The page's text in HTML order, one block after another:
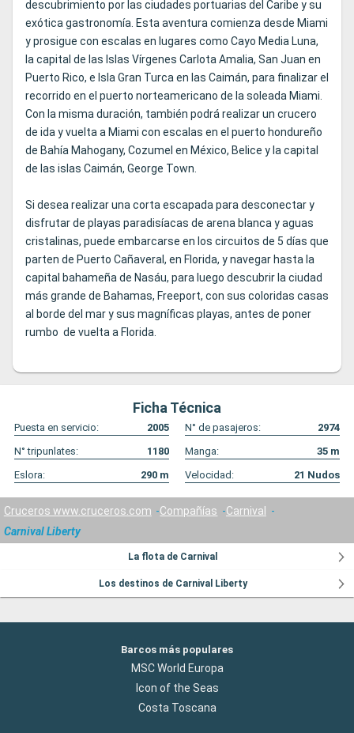
descubrimiento por las ciudades portuarias del Caribe y su
exótica gastronomía. Esta aventura comienza desde Miami
y prosigue con escalas en lugares como Cayo Media Luna,
la capital de las Islas Vírgenes Carlota Amalia, San Juan en
Puerto Rico, e Isla Gran Turca en las Caimán, para finalizar el
recorrido en el puerto norteamericano de la soleada Miami.
Con la misma duración, también podrá realizar un crucero
de ida y vuelta a Miami con escalas en el puerto hondureño
de Bahía Mahogany, Cozumel en México, Belice y la capital
de las islas Caimán, George Town.
Si desea realizar una corta escapada para desconectar y
disfrutar de playas paradisíacas de arena blanca y aguas
cristalinas, puede embarcarse en los circuitos de 5 días que
parten de Puerto Cañaveral, en Florida, y navegar hasta la
capital bahameña de Nasáu, para luego descubrir la ciudad
más grande de Bahamas, Freeport, con sus coloridas casas
al borde del mar y sus magníficas playas, antes de poner
rumbo de vuelta a Florida.
Ficha Técnica
Puesta en servicio: 2005 N° de pasajeros:
2974
N° tripunlates:
1180 Manga: 35 m
Eslora:
290 m Velocidad: 21 Nudos
Cruceros www.cruceros.com Compañías
Carnival
Carnival Liberty
La flota de Carnival
Los destinos de Carnival Liberty
Barcos más populares
MSC World Europa
Icon of the Seas
Costa Toscana